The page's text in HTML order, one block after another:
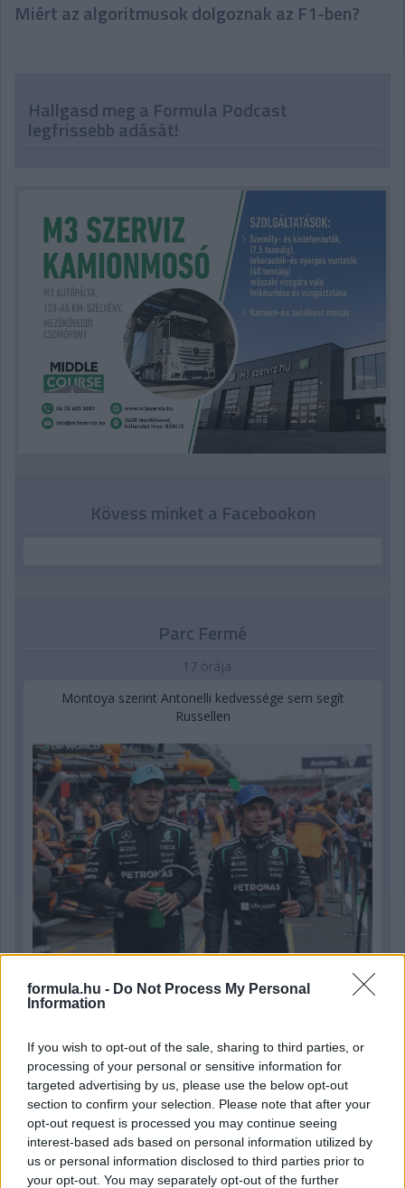
formula.hu - Do Not Process My Personal
Information
If you wish to opt-out of the sale, sharing to third parties, or
processing of your personal or sensitive information for
targeted advertising by us, please use the below opt-out
section to confirm your selection. Please note that after your
opt-out request is processed you may continue seeing
interest-based ads based on personal information utilized by
us or personal information disclosed to third parties prior to
your opt-out. You may separately opt-out of the further
Miért az algoritmusok dolgoznak az F1-ben?
Hallgasd meg a Formula Podcast
legfrissebb adását!
Kövess minket a Facebookon
Parc Fermé
17 órája
Montoya szerint Antonelli kedvessége sem segít
Russellen
McLarennél, nem borítaná fel Verstappenért